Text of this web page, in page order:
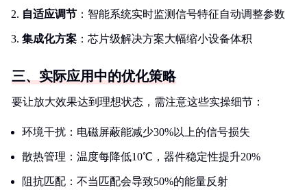
自适应调节 ：智能系统实时监测信号特征自动调整参数
集成化方案 ：芯片级解决方案大幅缩小设备体积
三、实际应用中的优化策略
要让放大效果达到理想状态，需注意这些实操细节：
环境干扰：电磁屏蔽能减少30%以上的信号损失
散热管理：温度每降低10℃，器件稳定性提升20%
阻抗匹配：不当匹配会导致50%的能量反射